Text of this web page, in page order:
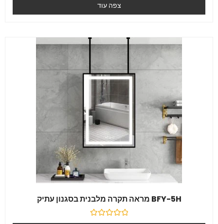
5
צפה עוד
BFY-5H מראה תקרה מלבנית בסגנון עתיק
דורג